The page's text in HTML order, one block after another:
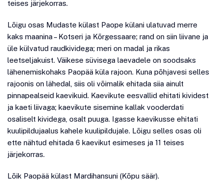
teises järjekorras.
Lõigu osas Mudaste külast Paope külani ulatuvad merre
kaks maanina – Kotseri ja Kõrgessaare; rand on siin liivane ja
üle külvatud raudkividega; meri on madal ja rikas
leetseljakuist. Väikese süvisega laevadele on soodsaks
lähenemiskohaks Paopää küla rajoon. Kuna põhjavesi selles
rajoonis on lähedal, siis oli võimalik ehitada siia ainult
pinnapealseid kaevikuid. Kaevikute eesvallid ehitati kividest
ja kaeti liivaga; kaevikute sisemine kallak vooderdati
osaliselt kividega, osalt puuga. Igasse kaevikusse ehitati
kuulipildujaalus kahele kuulipildujale. Lõigu selles osas oli
ette nähtud ehitada 6 kaevikut esimeses ja 11 teises
järjekorras.
Lõik Paopää külast Mardihansuni (Kõpu säär).